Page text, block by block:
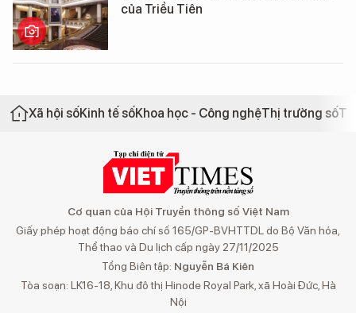
của Triều Tiên
Xã hội sốKinh tế sốKhoa học - Công nghệThị trường số
Cơ quan của Hội Truyền thông số Việt Nam
Giấy phép hoạt động báo chí số 165/GP-BVHTTDL do Bộ Văn hóa,
Thể thao và Du lịch cấp ngày 27/11/2025
Tổng Biên tập: Nguyễn Bá Kiên
Tòa soạn: LK16-18, Khu đô thị Hinode Royal Park, xã Hoài Đức, Hà
Nội